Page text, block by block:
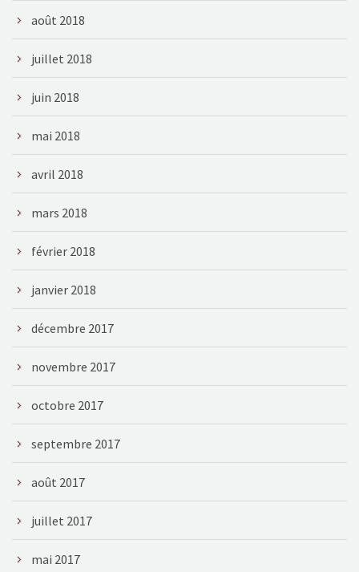
août 2018
juillet 2018
juin 2018
mai 2018
avril 2018
mars 2018
février 2018
janvier 2018
décembre 2017
novembre 2017
octobre 2017
septembre 2017
août 2017
juillet 2017
mai 2017